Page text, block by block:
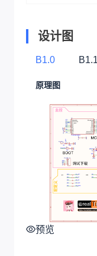
设计图
B1.0 B1.1
原理图
预览